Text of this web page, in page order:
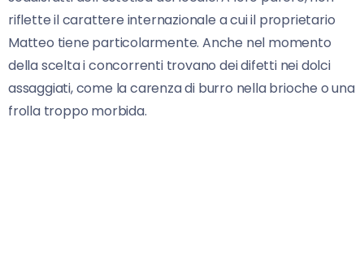
riflette il carattere internazionale a cui il proprietario
Matteo tiene particolarmente. Anche nel momento
della scelta i concorrenti trovano dei difetti nei dolci
assaggiati, come la carenza di burro nella brioche o una
frolla troppo morbida.